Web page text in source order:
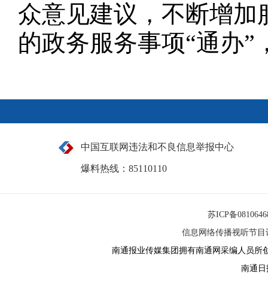
众意见建议，不断增
的政务服务事项“通办
中国互联网违法和不良信息举报中心
爆料热线：85110110
苏ICP备
信息网络传播视听节目
南通报业传媒集团拥有南通网采编人员所
南通日